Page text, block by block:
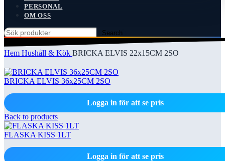
PERSONAL
OM OSS
Search
Hem Hushåll & Kök BRICKA ELVIS 22x15CM 2SO
BRICKA ELVIS 36x25CM 2SO
Logga in för att se pris
Back to products
FLASKA KISS 1LT
Logga in för att se pris